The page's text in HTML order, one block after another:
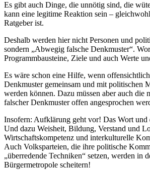
Es gibt auch Dinge, die unnötig sind, die
kann eine legitime Reaktion sein –
Ratgeber ist.
Deshalb werden hier nicht Personen und
sondern „Abwegig falsche Denkmuster“.
Programmbausteine, Ziele und auch Werte
Es wäre schon eine Hilfe, wenn
Denkmuster gemeinsam und mit politischen
werden können. Dazu müssen aber auch die
falscher Denkmuster offen angesprochen
Insofern: Aufklärung geht vor! Das Wort und
Und dazu Weisheit, Bildung, Verstand und
Wirtschaftskompetenz und interkulturelle
Auch Volksparteien, die ihre politische
„überredende Techniken“ setzen, werden in
Bürgermetropole scheitern!